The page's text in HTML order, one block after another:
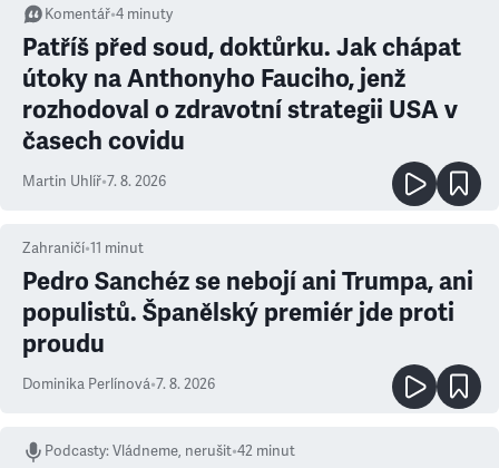
Komentář•4 minuty
Patříš před soud, doktůrku. Jak chápat
útoky na Anthonyho Fauciho, jenž
rozhodoval o zdravotní strategii USA v
časech covidu
Martin Uhlíř•7. 8. 2026
Zahraničí•11 minut
Pedro Sanchéz se nebojí ani Trumpa, ani
populistů. Španělský premiér jde proti
proudu
Dominika Perlínová•7. 8. 2026
Podcasty:Vládneme, nerušit•42 minut